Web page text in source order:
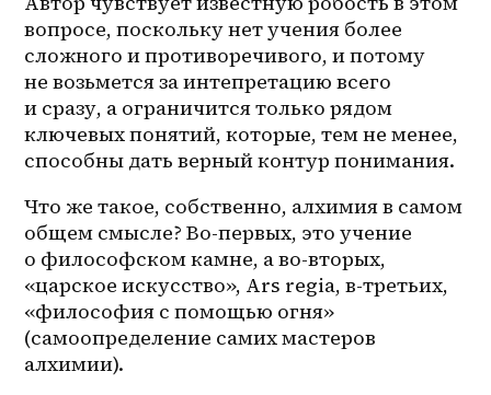
вопросе, поскольку нет учения более
сложного и противоречивого, и потому
не возьмется за интепретацию всего
и сразу, а ограничится только рядом
ключевых понятий, которые, тем не менее,
способны дать верный контур понимания.
Что же такое, собственно, алхимия в самом
общем смысле? Во-первых, это учение
о философском камне, а во-вторых,
«царское искусство», Ars regia, в-третьих,
«философия с помощью огня»
(самоопределение самих мастеров
алхимии).